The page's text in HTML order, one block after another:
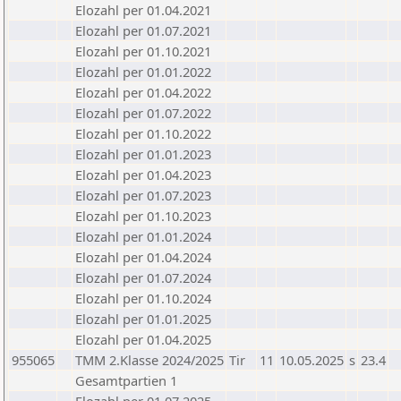
Elozahl per 01.04.2021
Elozahl per 01.07.2021
Elozahl per 01.10.2021
Elozahl per 01.01.2022
Elozahl per 01.04.2022
Elozahl per 01.07.2022
Elozahl per 01.10.2022
Elozahl per 01.01.2023
Elozahl per 01.04.2023
Elozahl per 01.07.2023
Elozahl per 01.10.2023
Elozahl per 01.01.2024
Elozahl per 01.04.2024
Elozahl per 01.07.2024
Elozahl per 01.10.2024
Elozahl per 01.01.2025
Elozahl per 01.04.2025
955065
TMM 2.Klasse 2024/2025 Tir 11 10.05.2025 s 23.4
Gesamtpartien 1